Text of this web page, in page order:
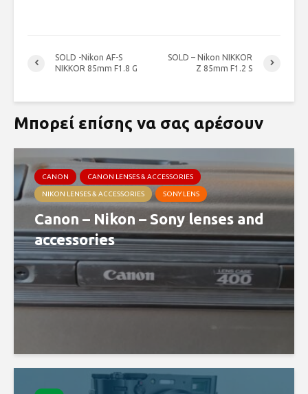
SOLD -Nikon AF-S
NIKKOR 85mm F1.8 G
SOLD – Nikon NIKKOR
Z 85mm F1.2 S
Μπορεί επίσης να σας αρέσουν
CANON CANON LENSES & ACCESSORIES
NIKON LENSES & ACCESSORIES SONY LENS
Canon – Nikon – Sony lenses and
accessories